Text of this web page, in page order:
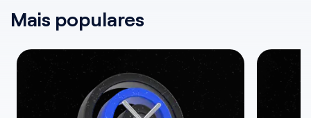
Mais populares